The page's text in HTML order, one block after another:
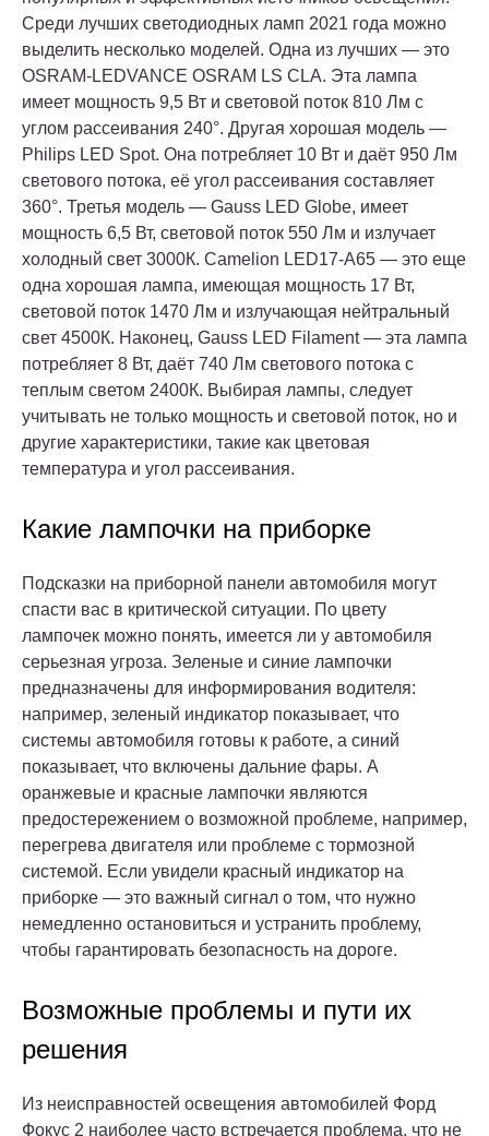
Среди лучших светодиодных ламп 2021 года можно
выделить несколько моделей. Одна из лучших — это
OSRAM-LEDVANCE OSRAM LS CLA. Эта лампа
имеет мощность 9,5 Вт и световой поток 810 Лм с
углом рассеивания 240°. Другая хорошая модель —
Philips LED Spot. Она потребляет 10 Вт и даёт 950 Лм
светового потока, её угол рассеивания составляет
360°. Третья модель — Gauss LED Globe, имеет
мощность 6,5 Вт, световой поток 550 Лм и излучает
холодный свет 3000К. Camelion LED17-A65 — это еще
одна хорошая лампа, имеющая мощность 17 Вт,
световой поток 1470 Лм и излучающая нейтральный
свет 4500К. Наконец, Gauss LED Filament — эта лампа
потребляет 8 Вт, даёт 740 Лм светового потока с
теплым светом 2400К. Выбирая лампы, следует
учитывать не только мощность и световой поток, но и
другие характеристики, такие как цветовая
температура и угол рассеивания.
Какие лампочки на приборке
Подсказки на приборной панели автомобиля могут
спасти вас в критической ситуации. По цвету
лампочек можно понять, имеется ли у автомобиля
серьезная угроза. Зеленые и синие лампочки
предназначены для информирования водителя:
например, зеленый индикатор показывает, что
системы автомобиля готовы к работе, а синий
показывает, что включены дальние фары. А
оранжевые и красные лампочки являются
предостережением о возможной проблеме, например,
перегрева двигателя или проблеме с тормозной
системой. Если увидели красный индикатор на
приборке — это важный сигнал о том, что нужно
немедленно остановиться и устранить проблему,
чтобы гарантировать безопасность на дороге.
Возможные проблемы и пути их
решения
Из неисправностей освещения автомобилей Форд
Фокус 2 наиболее часто встречается проблема, что не